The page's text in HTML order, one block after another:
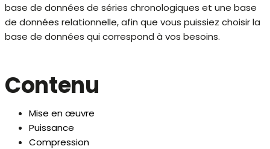
base de données de séries chronologiques et une base
de données relationnelle, afin que vous puissiez choisir la
base de données qui correspond à vos besoins.
Contenu
Mise en œuvre
Puissance
Compression